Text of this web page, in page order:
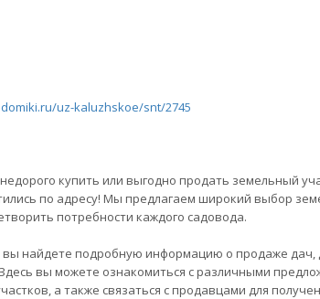
uz-kaluzhskoe/snt/2745
купить или выгодно продать земельный
по адресу! Мы предлагаем широкий выбор
потребности каждого садовода.
найдете подробную информацию о продаже дач,
вы можете ознакомиться с различными
а также связаться с продавцами для